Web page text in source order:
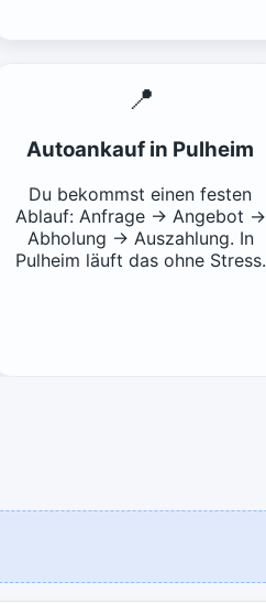
📍
Autoankauf in Pulheim
Du bekommst einen festen
Ablauf: Anfrage → Angebot →
Abholung → Auszahlung. In
Pulheim läuft das ohne Stress.